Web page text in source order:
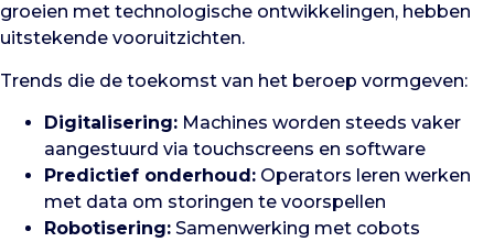
groeien met technologische ontwikkelingen, hebben
uitstekende vooruitzichten.
Trends die de toekomst van het beroep vormgeven:
Digitalisering: Machines worden steeds vaker
aangestuurd via touchscreens en software
Predictief onderhoud: Operators leren werken
met data om storingen te voorspellen
Robotisering: Samenwerking met cobots